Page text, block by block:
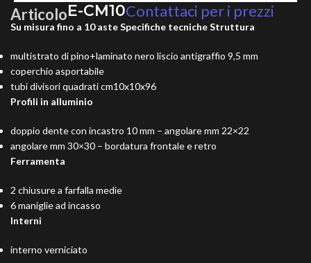
ArticoloE-CM10Contattaci per i prezzi
Su misura fino a 10 asteSpecifiche tecnicheStruttura
multistrato di pino+laminato nero liscio antigraffio 9,5 mm
coperchio asportabile
tubi divisori quadrati cm10x10x96
Profili in alluminio
doppio dente con incastro 10 mm – angolare mm 22×22
angolare mm 30×30 – bordatura frontale e retro
Ferramenta
2 chiusure a farfalla medie
6 maniglie ad incasso
Interni
interno verniciato